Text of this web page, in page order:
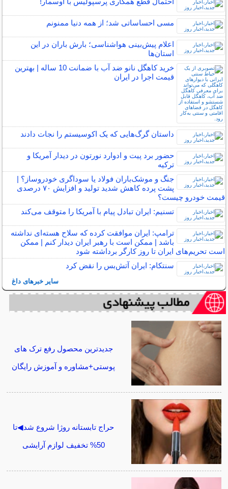
مسی احساساتی شد؛ از همه دنیا ممنونم
اعلام پیش‌بینی هواشناسی؛ بارش باران در این
استان‌ها
خرید کاهگل نانو ضد آب با ضمانت 10 ساله | بهترین
قیمت اجرا در ایران
داستان گرگ‌هایی که یک اکوسیستم را نجات دادند
حضور برد پیت و ادوارد نورتون در دیدار آمریکا و
ترکیه
جنگ و موشک‌باران فولاد یا سوداگری خودروساز؟ |
پشت پرده کاهش شدید تولید و افزایش ۷۰ درصدی
قیمت خودرو چیست؟
تسنیم: ایران تبادل پیام با آمریکا را متوقف می‌کند
ترامپ: ایران موافقت کرده که سلاح هسته‌ای نداشته
باشد | ممکن است با رهبر ایران دیدار کنم | ممکن
است تحریم‌های ایران تا روز کارگر برداشته شود
سنتکام: ایران آتش‌بس را نقض کرد
سایر خبرهای داغ
جدیدترین محصول رفع ترک های
پوستی+مشاوره و آموزش رایگان
حراج تابستانه روژا شروع شد◀تا
50% تخفیف لوازم آرایشی